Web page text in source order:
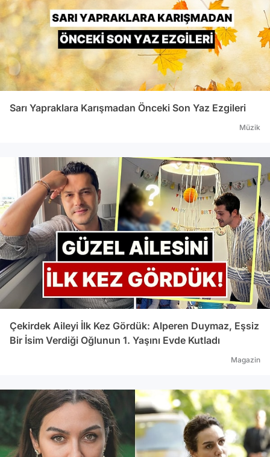
Sarı Yapraklara Karışmadan Önceki Son Yaz Ezgileri
Müzik
Çekirdek Aileyi İlk Kez Gördük: Alperen Duymaz, Eşsiz
Bir İsim Verdiği Oğlunun 1. Yaşını Evde Kutladı
Magazin